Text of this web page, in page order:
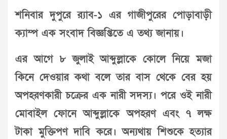
শনিবার দুপুরে র‌্যাব-১ এর গাজীপুরের পোড়াবাড়ী
ক্যাম্প এক সংবাদ বিজ্ঞপ্তিতে এ তথ্য জানায়।
এর আগে ৮ জুলাই আব্দুল্লাকে কোলে নিয়ে মজা
কিনে দেওয়ার কথা বলে তার বাস থেকে বের হয়
অপহরণকারী চক্রের এক নারী সদস্য। পরে ওই নারী
মোবাইল ফোনে আব্দুল্লাকে অপহরণ এবং ৭ লক্ষ
টাকা মুক্তিপণ দাবি করে। অন্যথায় শিশুকে হত্যার